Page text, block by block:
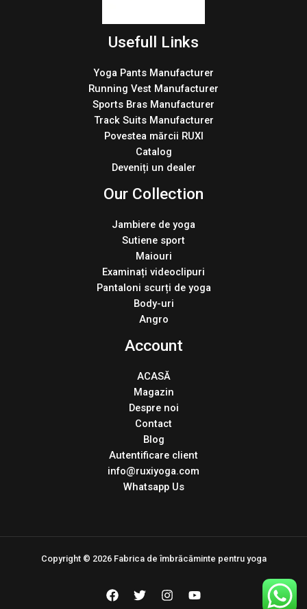
Usefull Links
Yoga Pants Manufacturer
Running Vest Manufacturer
Sports Bras Manufacturer
Track Suits Manufacturer
Povestea mărcii RUXI
Catalog
Deveniți un dealer
Our Collection
Jambiere de yoga
Sutiene sport
Maiouri
Examinați videoclipuri
Pantaloni scurți de yoga
Body-uri
Angro
Account
ACASĂ
Magazin
Despre noi
Contact
Blog
Autentificare client
info@ruxiyoga.com
Whatsapp Us
Copyright © 2026 Fabrica de îmbrăcăminte pentru yoga